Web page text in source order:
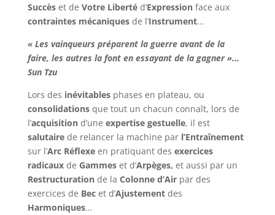
Succèset de Votre Libertéd’Expressionface aux
contraintes mécaniquesde l’Instrument…
« Les vainqueurs préparent la guerre avant de la
faire, les autres la font en essayant de la gagner »…
Sun Tzu
Lors des inévitablesphases en plateau, ou
consolidationsque tout un chacun connaît, lors de
l’acquisitiond’une expertise gestuelle, il est
salutairede relancer la machine par l’Entraînement
sur l’Arc Réflexeen pratiquant des exercices
radicauxde Gammes et d’Arpèges, et aussi par un
Restructurationde la Colonne d’Airpar des
exercices de Becet d’Ajustementdes
Harmoniques…